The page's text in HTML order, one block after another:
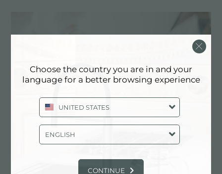
Dessin personnalisé
distinctifs de la production de Foster
Choose the country you are in and your
language for a better browsing experience
UNITED STATES
ENGLISH
CONTINUE